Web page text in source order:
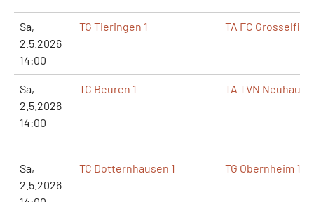
Sa,
2.5.2026
14:00
TG Tieringen 1 TA FC
Sa,
2.5.2026
14:00
TC Beuren 1 TA TVN
Sa,
2.5.2026
TC Dotternhausen 1 TG Obernheim 1